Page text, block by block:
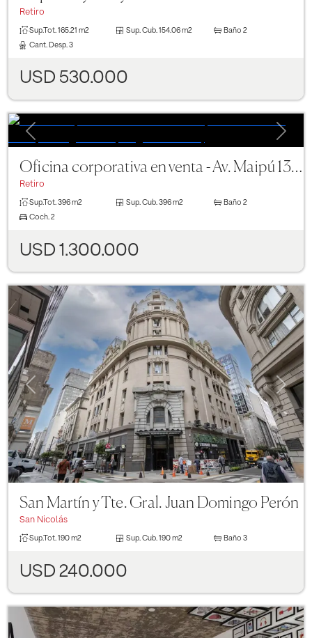
Retiro
Sup.Tot. 165.21 m2 Sup. Cub. 154.06 m2 Baño 2
Cant. Desp. 3
USD 530.000
Previous
Oficina corporativa en venta - Av. Maipú 1300 Piso 13 - Lista para ingresar !!!
Retiro
Sup.Tot. 396 m2 Sup. Cub. 396 m2 Baño 2
Coch. 2
USD 1.300.000
Previous Next
San Martín y Tte. Gral. Juan Domingo Perón
San Nicolás
Sup.Tot.190 m2 Sup. Cub. 190 m2 Baño 3
USD 240.000